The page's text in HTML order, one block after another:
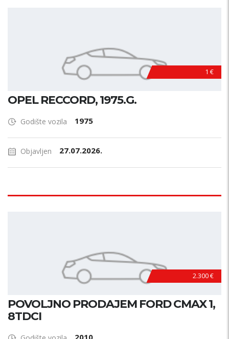
1 €
OPEL RECCORD, 1975.G.
Godište vozila 1975
Objavljen 27.07.2026.
2.300 €
POVOLJNO PRODAJEM FORD CMAX 1,
8TDCI
2010